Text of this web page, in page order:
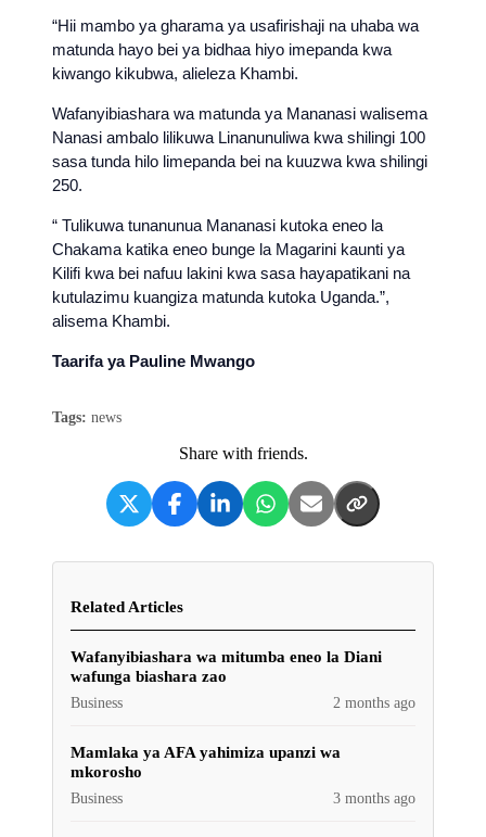
“Hii mambo ya gharama ya usafirishaji na uhaba wa
matunda hayo bei ya bidhaa hiyo imepanda kwa
kiwango kikubwa, alieleza Khambi.
Wafanyibiashara wa matunda ya Mananasi walisema
Nanasi ambalo lilikuwa Linanunuliwa kwa shilingi 100
sasa tunda hilo limepanda bei na kuuzwa kwa shilingi
250.
“ Tulikuwa tunanunua Mananasi kutoka eneo la
Chakama katika eneo bunge la Magarini kaunti ya
Kilifi kwa bei nafuu lakini kwa sasa hayapatikani na
kutulazimu kuangiza matunda kutoka Uganda.”,
alisema Khambi.
Taarifa ya Pauline Mwango
Tags: news
Share with friends.
Related Articles
Wafanyibiashara wa mitumba eneo la Diani
wafunga biashara zao
Business 2 months ago
Mamlaka ya AFA yahimiza upanzi wa
mkorosho
Business 3 months ago